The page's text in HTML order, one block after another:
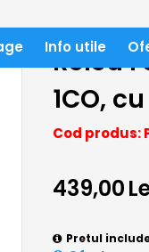
Info utile
Releu
1CO,
Cod produs:
439,00
Pretul include